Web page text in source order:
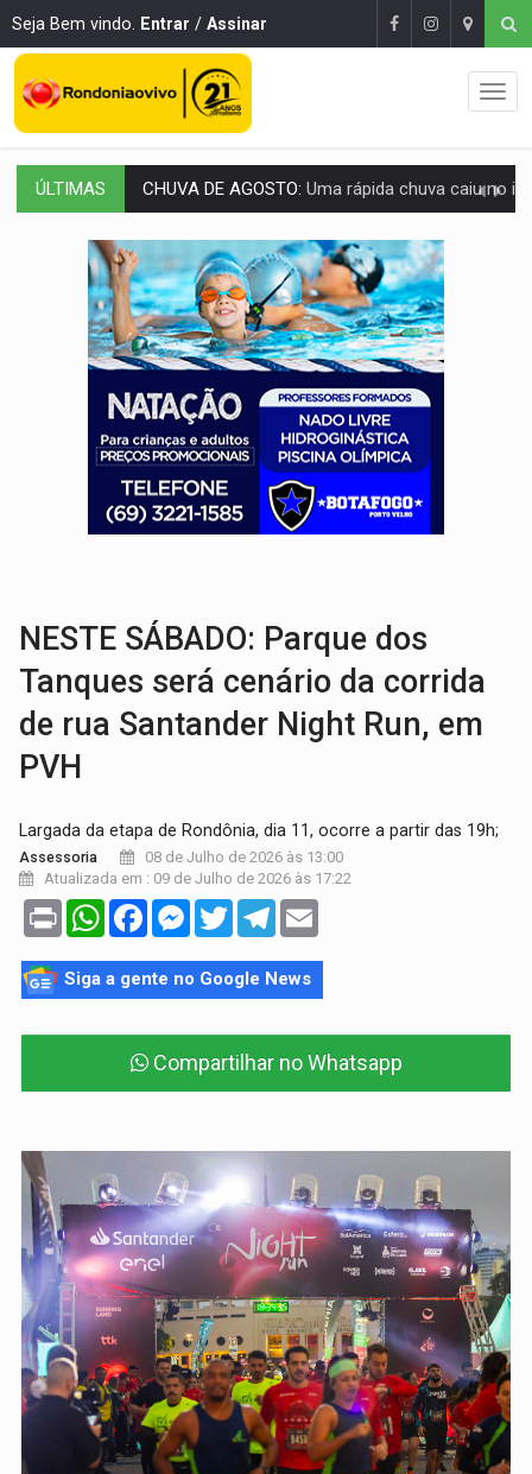
Seja Bem vindo. Entrar / Assinar
ÚLTIMAS VÍDEO:Mulher é atropelada por motoboy na
CIDADANIA:2ª Agrotec terá serviços gratuitos de saúde, justiça e
ACESSO:Moradores de RO podem receber a antena parabólica gratuita do
CONEXÃO RONDONIAOVIVO:Pré-candidato Adrian Jhonnson defende renovação da
COM EMENDAS:Sejucel destina R$ 2,69 milhões para rodeios e feiras
LIMERO: São Francisco do Guaporé sedia abertura do Campeonato
ENERGISA:Rondônia supera 5,4 mil estudantes inscritos
LUTO NA CULTURA:Boi Bumbá emite nota após morte de Carlos Caputo em
CHUVA DE AGOSTO:
NESTE SÁBADO: Parque dos
Tanques será cenário da corrida
de rua Santander Night Run, em
PVH
Largada da etapa de Rondônia, dia 11, ocorre a partir das 19h;
Assessoria
08 de Julho de 2026 às 13:00
Atualizada em : 09 de Julho de 2026 às 17:22
Print WhatsAppFacebookMessenger
TwitterTelegram
Siga a gente no Google News
Compartilhar no Whatsapp